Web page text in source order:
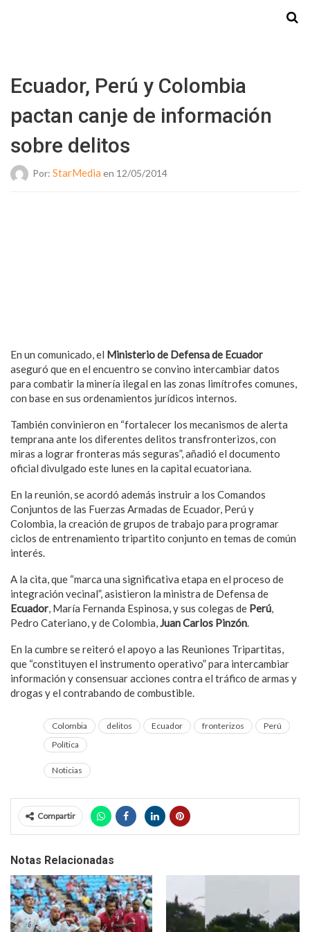
Ecuador, Perú y Colombia
pactan canje de información
sobre delitos
Por: StarMedia en 12/05/2014
En un comunicado, el Ministerio de Defensa de Ecuador
aseguró que en el encuentro se convino intercambiar datos
para combatir la minería ilegal en las zonas limítrofes comunes,
con base en sus ordenamientos jurídicos internos.
También convinieron en “fortalecer los mecanismos de alerta
temprana ante los diferentes delitos transfronterizos, con
miras a lograr fronteras más seguras”, añadió el documento
oficial divulgado este lunes en la capital ecuatoriana.
En la reunión, se acordó además instruir a los Comandos
Conjuntos de las Fuerzas Armadas de Ecuador, Perú y
Colombia, la creación de grupos de trabajo para programar
ciclos de entrenamiento tripartito conjunto en temas de común
interés.
A la cita, que “marca una significativa etapa en el proceso de
integración vecinal”, asistieron la ministra de Defensa de
Ecuador, María Fernanda Espinosa, y sus colegas de Perú,
Pedro Cateriano, y de Colombia,Juan Carlos Pinzón.
En la cumbre se reiteró el apoyo a las Reuniones Tripartitas,
que “constituyen el instrumento operativo” para intercambiar
información y consensuar acciones contra el tráfico de armas y
drogas y el contrabando de combustible.
Colombia delitos Ecuador fronterizos
Perú
Política
Noticias
Compartir
Notas Relacionadas